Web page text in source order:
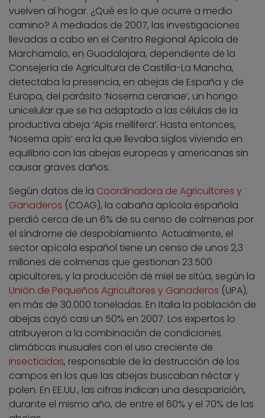
vuelven al hogar. ¿Qué es lo que ocurre a medio
camino? A mediados de 2007, las investigaciones
llevadas a cabo en el Centro Regional Apícola de
Marchamalo, en Guadalajara, dependiente de la
Consejería de Agricultura de Castilla-La Mancha,
detectaba la presencia, en abejas de España y de
Europa, del parásito ‘Nosema ceranae’, un hongo
unicelular que se ha adaptado a las células de la
productiva abeja ‘Apis mellifera’. Hasta entonces,
‘Nosema apis’ era la que llevaba siglos viviendo en
equilibrio con las abejas europeas y americanas sin
causar graves daños.
Según datos de la Coordinadora de Agricultores y
Ganaderos (COAG), la cabaña apícola española
perdió cerca de un 6% de su censo de colmenas por
el síndrome de despoblamiento. Actualmente, el
sector apícola español tiene un censo de unos 2,3
millones de colmenas que gestionan 23.500
apicultores, y la producción de miel se sitúa, según la
Unión de Pequeños Agricultores y Ganaderos (UPA),
en más de 30.000 toneladas. En Italia la población de
abejas cayó casi un 50% en 2007. Los expertos lo
atribuyeron a la combinación de condiciones
climáticas inusuales con el uso creciente de
insecticidas, responsable de la destrucción de los
campos en los que las abejas buscaban néctar y
polen. En EE.UU., las cifras indican una desaparición,
durante el mismo año, de entre el 60% y el 70% de las